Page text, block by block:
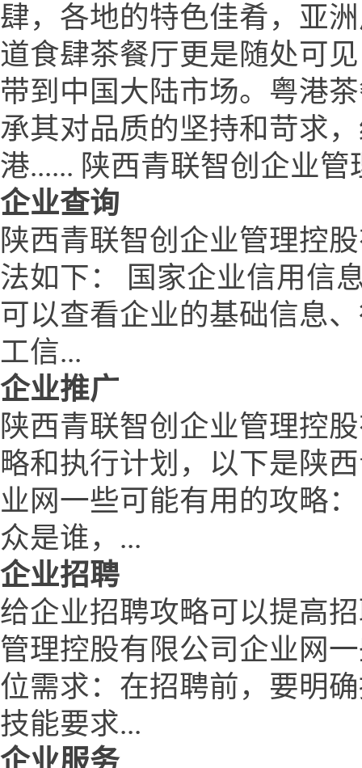
肆，各地的特色佳肴，亚
道食肆茶餐厅更是随处可
带到中国大陆市场。粤港
承其对品质的坚持和苛求
港...... 陕西青联智创企业
企业查询
陕西青联智创企业管理控
法如下： 国家企业信用信
可以查看企业的基础信息
工信...
企业推广
陕西青联智创企业管理控
略和执行计划，以下是陕
业网一些可能有用的攻略
众是谁，...
企业招聘
给企业招聘攻略可以提高
管理控股有限公司企业网
位需求：在招聘前，要明
技能要求...
企业服务